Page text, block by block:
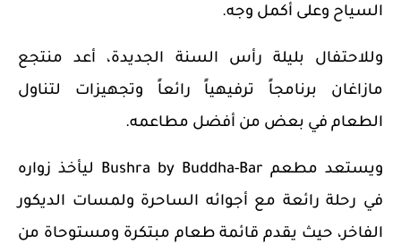
السياح وعلى أكمل وجه.
وللاحتفال بليلة رأس السنة الجديدة، أعد منتجع
مازاغان برنامجاً ترفيهياً رائعاً وتجهيزات لتناول
الطعام في بعض من أفضل مطاعمه.
ويستعد مطعم Bushra by Buddha-Bar ليأخذ زواره
في رحلة رائعة مع أجوائه الساحرة ولمسات الديكور
الفاخر، حيث يقدم قائمة طعام مبتكرة ومستوحاة من